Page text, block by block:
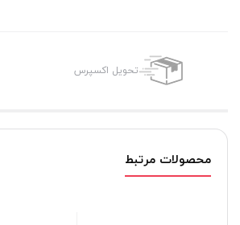
تحویل اکسپرس
محصولات مرتبط